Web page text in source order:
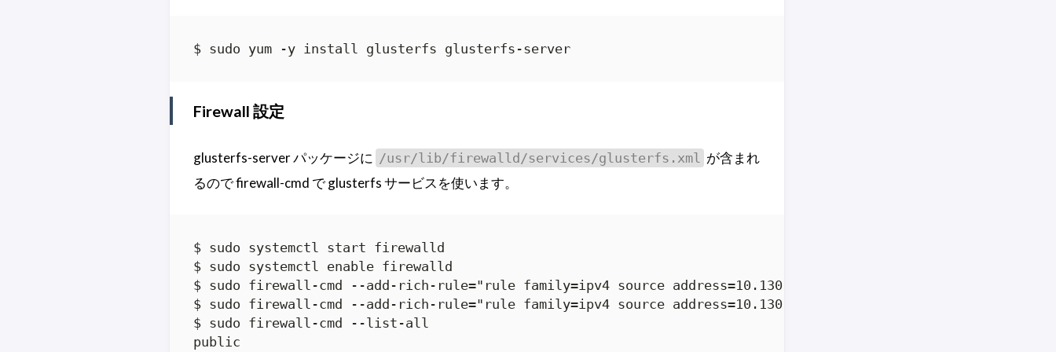
$ sudo yum -y install glusterfs glusterfs-server
Firewall 設定
glusterfs-server パッケージに /usr/lib/firewalld/services/glusterfs.xml が含まれ
るので firewall-cmd で glusterfs サービスを使います。
$ sudo systemctl start firewalld
$ sudo systemctl enable firewalld
$ sudo firewall-cmd --add-rich-rule="rule family=ipv4 source address=10.130.0.0/16 service name=glusterfs
$ sudo firewall-cmd --add-rich-rule="rule family=ipv4 source address=10.130.0.0/16 service name=glusterfs
$ sudo firewall-cmd --list-all
public